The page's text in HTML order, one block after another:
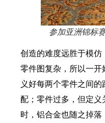
参加亚洲锦标
创造的难度远胜于模
零件图复杂，所以一
义好每两个零件之间
配；零件过多，但定
时，铝合金也随之掉